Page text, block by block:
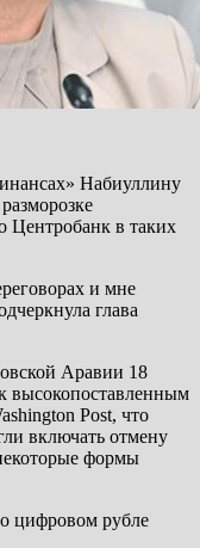
Набиуллину
Центробанк в таких
и мне
глава
Аравии 18
высокопоставленным
Post, что
включать отмену
формы
цифровом рубле